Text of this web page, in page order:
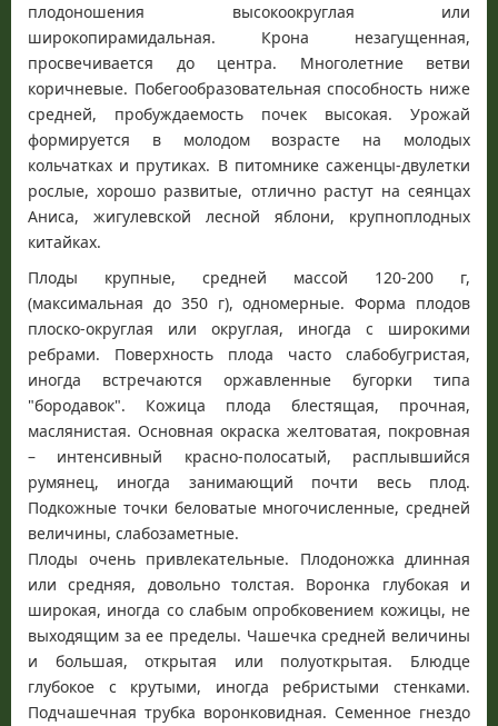
плодоношения высокоокруглая или
широкопирамидальная. Крона незагущенная,
просвечивается до центра. Многолетние ветви
коричневые. Побегообразовательная способность ниже
средней, пробуждаемость почек высокая. Урожай
формируется в молодом возрасте на молодых
кольчатках и прутиках. В питомнике саженцы-двулетки
рослые, хорошо развитые, отлично растут на сеянцах
Аниса, жигулевской лесной яблони, крупноплодных
китайках.
Плоды крупные, средней массой 120-200 г,
(максимальная до 350 г), одномерные. Форма плодов
плоско-округлая или округлая, иногда с широкими
ребрами. Поверхность плода часто слабобугристая,
иногда встречаются оржавленные бугорки типа
"бородавок". Кожица плода блестящая, прочная,
маслянистая. Основная окраска желтоватая, покровная
– интенсивный красно-полосатый, расплывшийся
румянец, иногда занимающий почти весь плод.
Подкожные точки беловатые многочисленные, средней
величины, слабозаметные.
Плоды очень привлекательные. Плодоножка длинная
или средняя, довольно толстая. Воронка глубокая и
широкая, иногда со слабым опробковением кожицы, не
выходящим за ее пределы. Чашечка средней величины
и большая, открытая или полуоткрытая. Блюдце
глубокое с крутыми, иногда ребристыми стенками.
Подчашечная трубка воронковидная. Семенное гнездо